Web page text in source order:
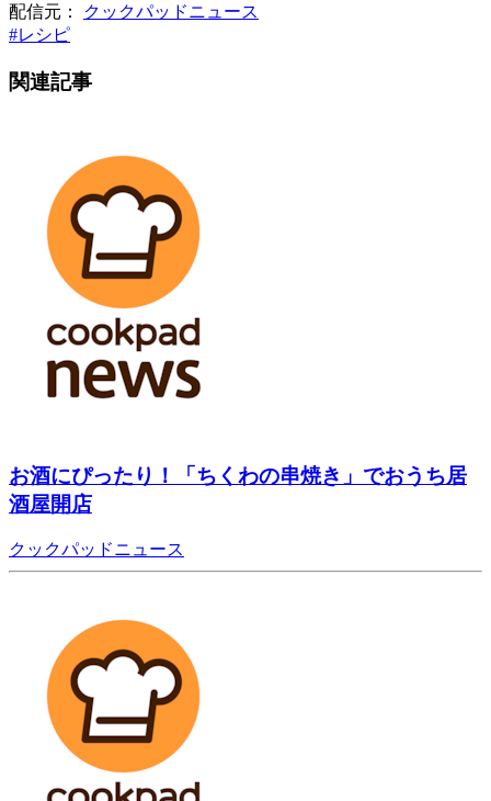
配信元：
クックパッドニュース
#レシピ
関連記事
お酒にぴったり！「ちくわの串焼き」でおうち居
酒屋開店
クックパッドニュース